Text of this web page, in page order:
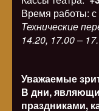
Время работы:
Технические
14.20, 17.00 –
Уважаемые
В дни,
праздниками,